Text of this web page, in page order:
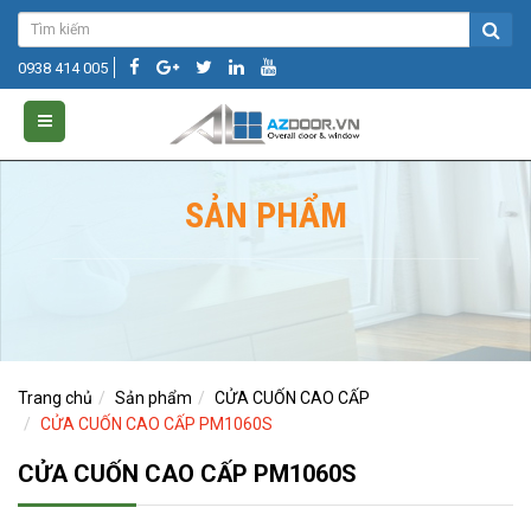
0938 414 005
SẢN PHẨM
Trang chủ Sản phẩm
CỬA CUỐN CAO CẤP
CỬA CUỐN CAO CẤP PM1060S
CỬA CUỐN CAO CẤP PM1060S